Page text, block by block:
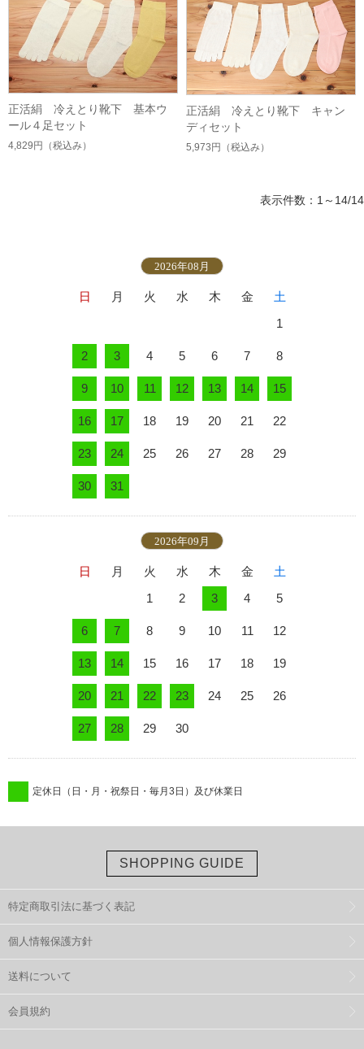
正活絹 冷えとり靴下 基本ウ
ール４足セット
4,829円 （税込み）
正活絹 冷えとり靴下 キャン
ディセット
5,973円 （税込み）
表示件数：1～14/14
2026年08月
日 月 火 水 木 金
土
1
2 3 4 5 6 7 8
9 10 11 12 13 14 15
16 17 18 19 20 21 22
23 24 25 26 27 28 29
30 31
2026年09月
日 月 火 水 木 金
土
1
2 3 4 5
6 7 8 9 10 11 12
13 14 15 16 17 18 19
20 21 22 23 24 25 26
27 28 29 30
定休日（日・月・祝祭日・毎月3日）及び休業日
SHOPPING GUIDE
特定商取引法に基づく表記
個人情報保護方針
送料について
会員規約